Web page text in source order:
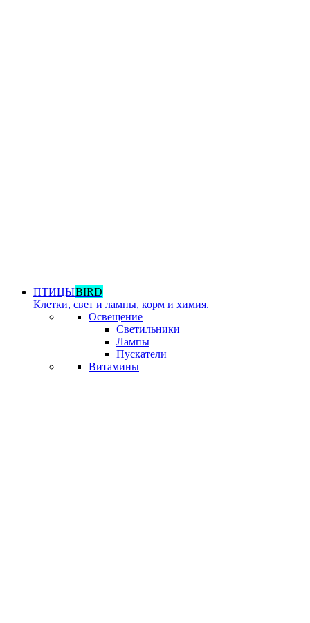
ПТИЦЫBIRD
Клетки, свет и лампы, корм и химия.
Освещение
Светильники
Лампы
Пускатели
Витамины